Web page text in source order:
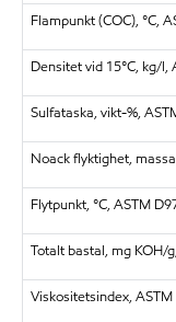
Flampunkt (COC), °C,
Densitet vid 15°C, kg/l,
Sulfataska, vikt-%,
Noack flyktighet,
Flytpunkt, °C, ASTM
Totalt bastal, mg KOH/
Viskositetsindex,